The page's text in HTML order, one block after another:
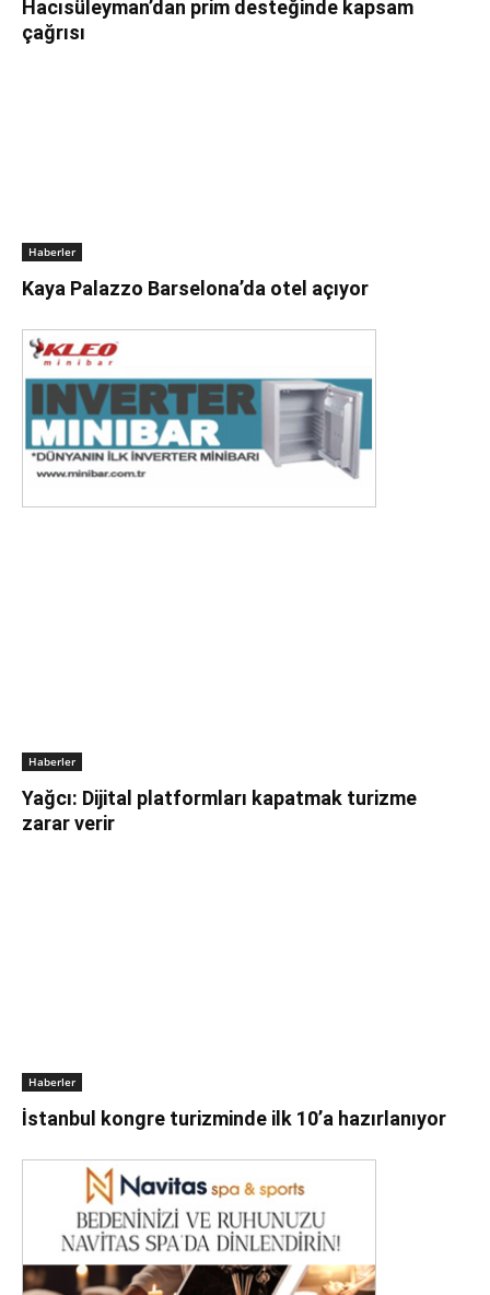
Hacısüleyman’dan prim desteğinde kapsam
çağrısı
Haberler
Kaya Palazzo Barselona’da otel açıyor
Haberler
Yağcı: Dijital platformları kapatmak turizme
zarar verir
Haberler
İstanbul kongre turizminde ilk 10’a hazırlanıyor